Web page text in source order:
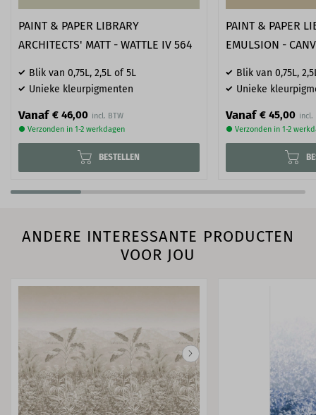
PAINT & PAPER LIBRARY
ARCHITECTS' MATT - WATTLE IV 564
Blik van 0,75L, 2,5L of 5L
Unieke kleurpigmenten
Vanaf € 46,00
● Verzonden in 1-2 werkdagen
BESTELLEN
PAINT & PAPER
EMULSION -
Blik van 0,75L,
Unieke
Vanaf € 45,00
● Verzonden in 1-2
ANDERE INTERESSANTE PRODUCTEN
VOOR JOU